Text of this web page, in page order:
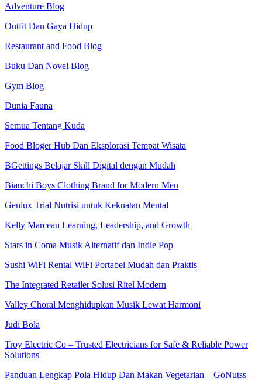
Adventure Blog
Outfit Dan Gaya Hidup
Restaurant and Food Blog
Buku Dan Novel Blog
Gym Blog
Dunia Fauna
Semua Tentang Kuda
Food Bloger Hub Dan Eksplorasi Tempat Wisata
BGettings Belajar Skill Digital dengan Mudah
Bianchi Boys Clothing Brand for Modern Men
Geniux Trial Nutrisi untuk Kekuatan Mental
Kelly Marceau Learning, Leadership, and Growth
Stars in Coma Musik Alternatif dan Indie Pop
Sushi WiFi Rental WiFi Portabel Mudah dan Praktis
The Integrated Retailer Solusi Ritel Modern
Valley Choral Menghidupkan Musik Lewat Harmoni
Judi Bola
Troy Electric Co – Trusted Electricians for Safe & Reliable Power
Solutions
Panduan Lengkap Pola Hidup Dan Makan Vegetarian – GoNutss